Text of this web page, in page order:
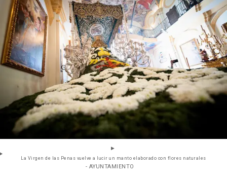
La Virgen de las Penas vuelve a lucir un manto elaborado con flores naturales
- AYUNTAMIENTO